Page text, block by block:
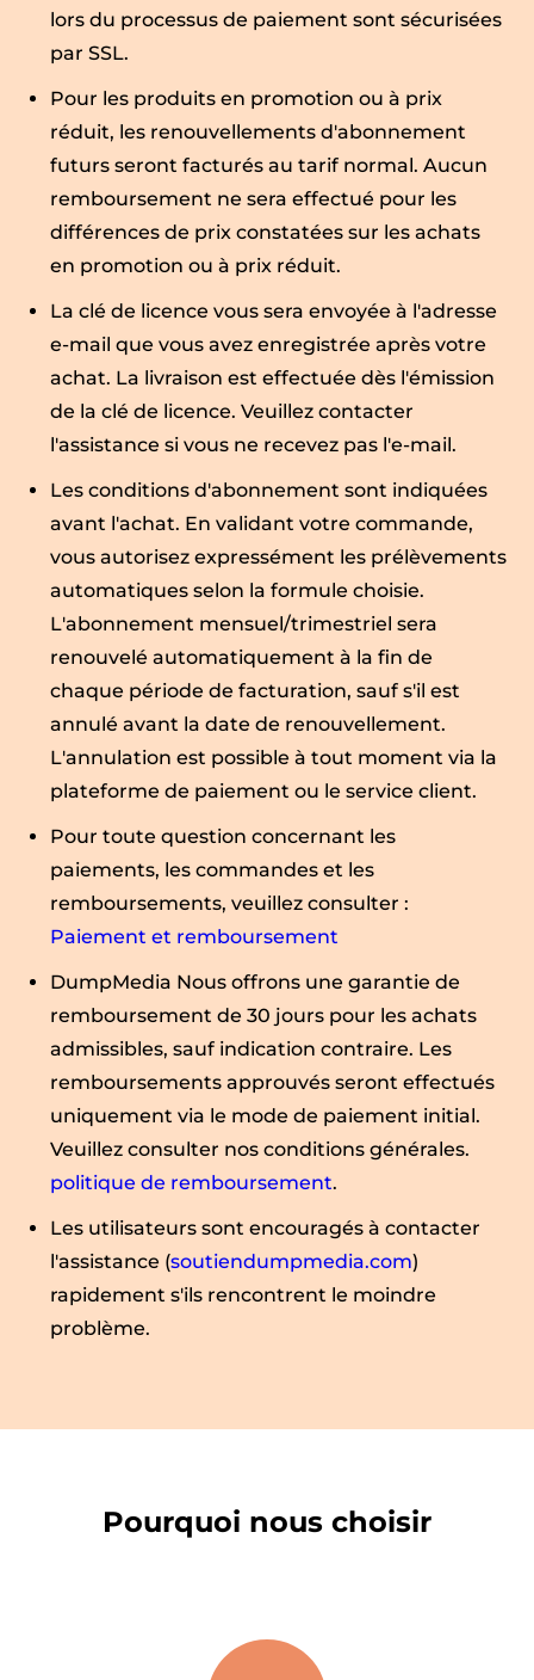
lors du processus de paiement sont sécurisées
par SSL.
Pour les produits en promotion ou à prix
réduit, les renouvellements d'abonnement
futurs seront facturés au tarif normal. Aucun
remboursement ne sera effectué pour les
différences de prix constatées sur les achats
en promotion ou à prix réduit.
La clé de licence vous sera envoyée à l'adresse
e-mail que vous avez enregistrée après votre
achat. La livraison est effectuée dès l'émission
de la clé de licence. Veuillez contacter
l'assistance si vous ne recevez pas l'e-mail.
Les conditions d'abonnement sont indiquées
avant l'achat. En validant votre commande,
vous autorisez expressément les prélèvements
automatiques selon la formule choisie.
L'abonnement mensuel/trimestriel sera
renouvelé automatiquement à la fin de
chaque période de facturation, sauf s'il est
annulé avant la date de renouvellement.
L'annulation est possible à tout moment via la
plateforme de paiement ou le service client.
Pour toute question concernant les
paiements, les commandes et les
remboursements, veuillez consulter :
Paiement et remboursement
DumpMedia Nous offrons une garantie de
remboursement de 30 jours pour les achats
admissibles, sauf indication contraire. Les
remboursements approuvés seront effectués
uniquement via le mode de paiement initial.
Veuillez consulter nos conditions générales.
politique de remboursement.
Les utilisateurs sont encouragés à contacter
l'assistance (soutiendumpmedia.com)
rapidement s'ils rencontrent le moindre
problème.
Pourquoi nous choisir